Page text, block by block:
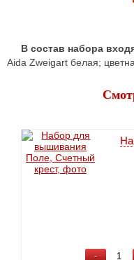
В состав набора
Aida Zweigart белая;
-